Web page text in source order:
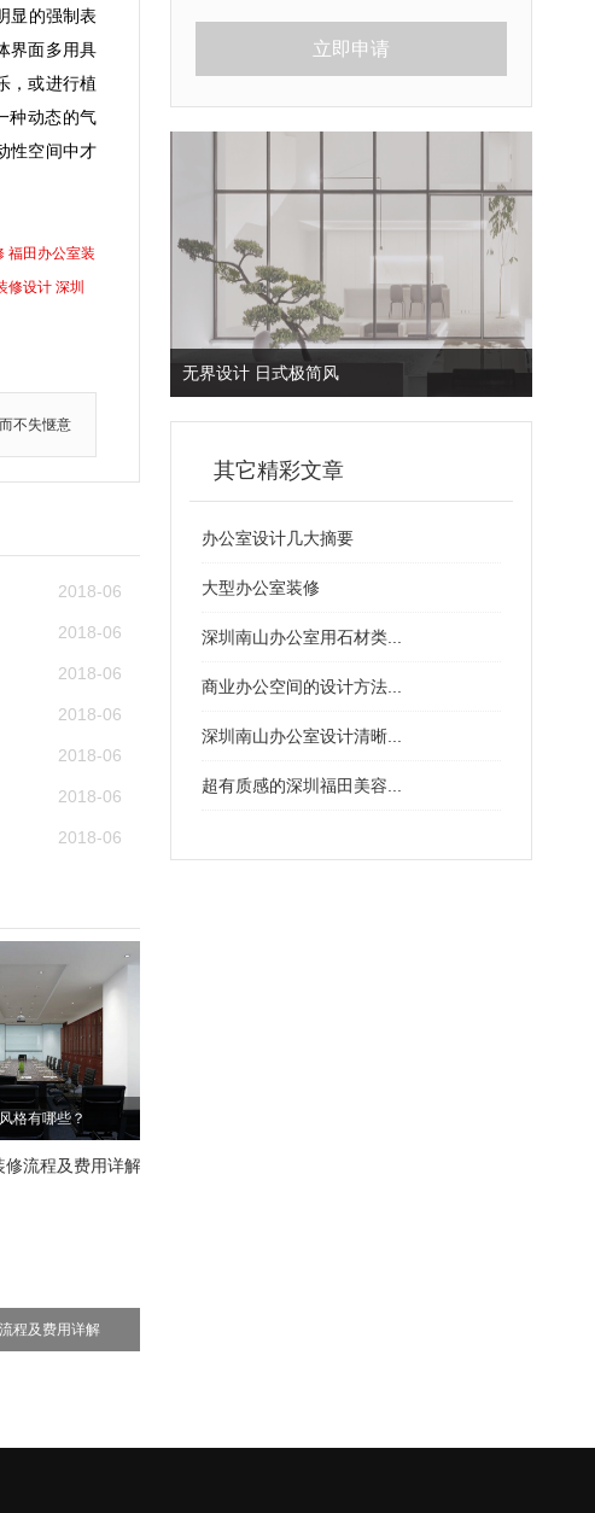
显的强制表
界面多用具
，或进行植
种动态的气
性空间中才
福田办公室装
修设计 深圳
不失惬意
2018-06
2018-06
2018-06
2018-06
2018-06
2018-06
2018-06
格有哪些？
程及费用详解
立即申请
无界设计 日式极简风
其它精彩文章
办公室设计几大摘要
大型办公室装修
深圳南山办公室用石材类...
商业办公空间的设计方法...
深圳南山办公室设计清晰...
超有质感的深圳福田美容...